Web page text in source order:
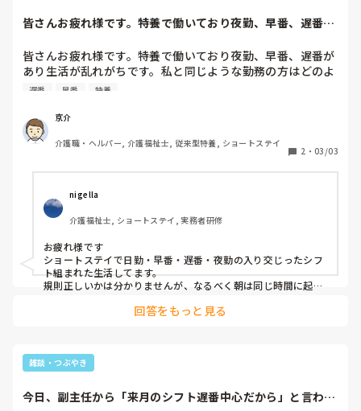
皆さんお疲れ様です。特養で働いており夜勤、早番、遅番が
皆さんお疲れ様です。特養で働いており夜勤、早番、遅番が
あり生活が乱れがちです。私と同じような勤務の方はどのよ
うにして規則正しい生活をされているのか教えて頂きたいで
遅番 早番 特養
京介
介護職・ヘルパー, 介護福祉士, 従来型特養, ショートステイ
2 ・ 03/03
nigella
介護福祉士, ショートステイ, 実務者研修
お疲れ様です
ショートステイで日勤・早番・遅番・夜勤の入り交じったシフ
ト組まれた生活してます。
規則正しいかは分かりませんが、なるべく朝は同じ時間に起き
回答をもっと見る
雑談・つぶやき
今日、副主任から「来月のシフト遅番中心だから」と言われ